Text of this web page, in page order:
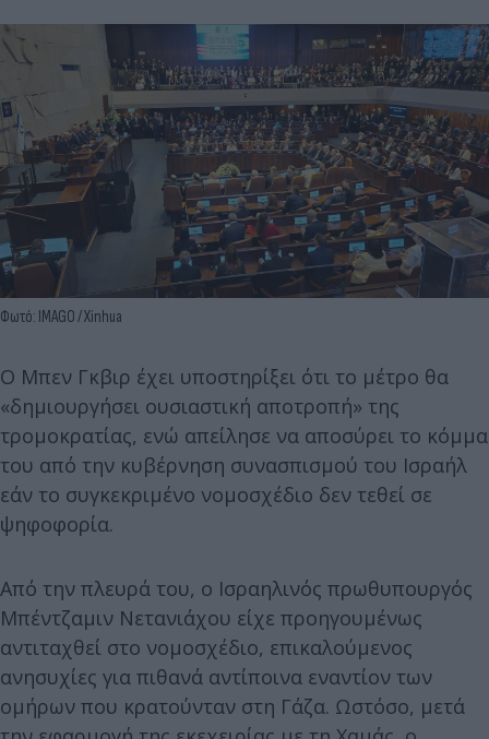
Φωτό: IMAGO / Xinhua
Ο Μπεν Γκβιρ έχει υποστηρίξει ότι το μέτρο θα
«δημιουργήσει ουσιαστική αποτροπή» της
τρομοκρατίας, ενώ απείλησε να αποσύρει το κόμμα
του από την κυβέρνηση συνασπισμού του Ισραήλ
εάν το συγκεκριμένο νομοσχέδιο δεν τεθεί σε
ψηφοφορία.
Από την πλευρά του, ο Ισραηλινός πρωθυπουργός
Μπέντζαμιν Νετανιάχου είχε προηγουμένως
αντιταχθεί στο νομοσχέδιο, επικαλούμενος
ανησυχίες για πιθανά αντίποινα εναντίον των
ομήρων που κρατούνταν στη Γάζα. Ωστόσο, μετά